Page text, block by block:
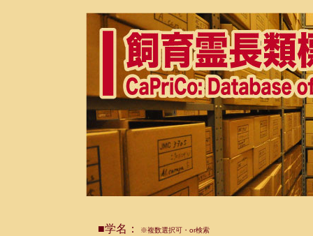
■学名： ※複数選択可・or検索